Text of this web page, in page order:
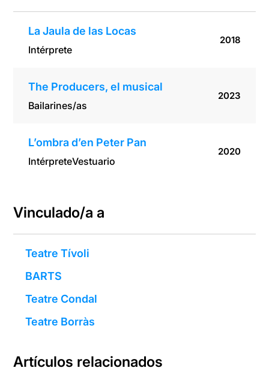
La Jaula de las Locas
Intérprete
2018
The Producers, el musical
Bailarines/as
2023
L’ombra d’en Peter Pan
IntérpreteVestuario
2020
Vinculado/a a
Teatre Tívoli
BARTS
Teatre Condal
Teatre Borràs
Artículos relacionados